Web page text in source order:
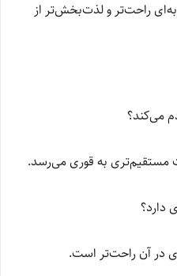
راحت‌تر و لذت‌بخش‌تر از
می‌کند؟
مستقیم‌تری به قوری می‌رسد.
دارد؟
در آن راحت‌تر است.